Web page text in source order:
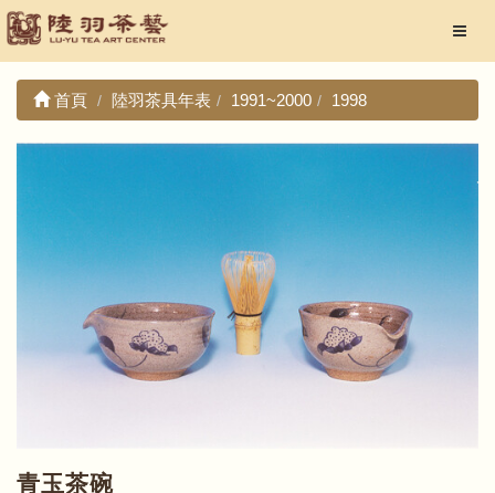
首頁 陸羽茶具年表 1991~2000 1998
青玉茶碗